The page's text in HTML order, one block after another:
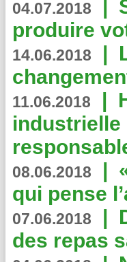
04.07.2018 |
produire
14.06.2018 |
11.06.2018 |
industrielle
08.06.2018 |
qui pense
07.06.2018 |
des repas